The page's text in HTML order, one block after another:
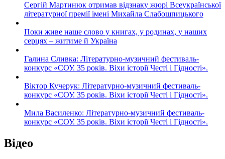
Сергій Мартинюк отримав відзнаку жюрі Всеукраїнської
літературної премії імені Михайла Слабошпицького
Поки живе наше слово у книгах, у родинах, у наших
серцях – житиме й Україна
Галина Сливка: Літературно-музичний фестиваль-
конкурс «СОУ. 35 років. Віхи історії Честі і Гідності».
Віктор Кучерук: Літературно-музичний фестиваль-
конкурс «СОУ. 35 років. Віхи історії Честі і Гідності».
Мила Василенко: Літературно-музичний фестиваль-
конкурс «СОУ. 35 років. Віхи історії Честі і Гідності».
Відео